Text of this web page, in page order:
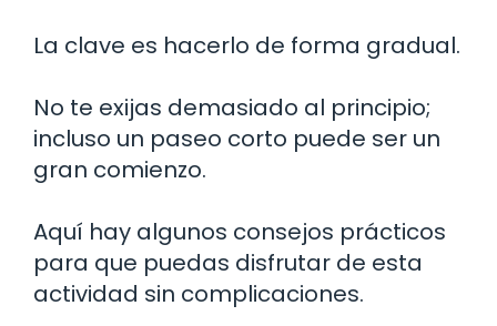
La clave es hacerlo de forma gradual.
No te exijas demasiado al principio;
incluso un paseo corto puede ser un
gran comienzo.
Aquí hay algunos consejos prácticos
para que puedas disfrutar de esta
actividad sin complicaciones.